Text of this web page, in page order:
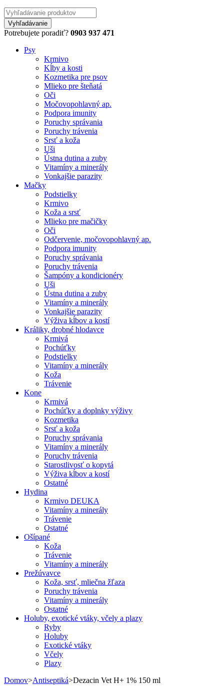
Potrebujete poradiť? 0903 937 471
Psy
Krmivo
Kĺby a kosti
Kozmetika pre psov
Mlieko pre šteňatá
Oči
Močovopohlavný ap.
Podpora imunity
Poruchy správania
Poruchy trávenia
Srsť a koža
Uši
Ústna dutina a zuby
Vitamíny a minerály
Vonkajšie parazity
Mačky
Podstielky
Krmivo
Koža a srsť
Mlieko pre mačičky
Oči
Odčervenie, močovopohlavný ap.
Podpora imunity
Poruchy správania
Poruchy trávenia
Šampóny a kondicionéry
Uši
Ústna dutina a zuby
Vitamíny a minerály
Vonkajšie parazity
Výživa kĺbov a kostí
Králiky, drobné hlodavce
Krmivá
Pochúťky
Podstielky
Vitamíny a minerály
Koža
Trávenie
Kone
Krmivá
Pochúťky a doplnky výživy
Kozmetika
Srsť a koža
Poruchy správania
Vitamíny a minerály
Poruchy trávenia
Starostlivosť o kopytá
Výživa kĺbov a kostí
Ostatné
Hydina
Krmivo DEUKA
Vitamíny a minerály
Trávenie
Ostatné
Ošípané
Koža
Trávenie
Vitamíny a minerály
Prežúvavce
Koža, srsť, mliečna žľaza
Poruchy trávenia
Vitamíny a minerály
Ostatné
Holuby, exotické vtáky, včely a plazy
Ryby
Holuby
Exotické vtáky
Včely
Plazy
Domov>Antiseptiká>Dezacin Vet H+ 1% 150 ml